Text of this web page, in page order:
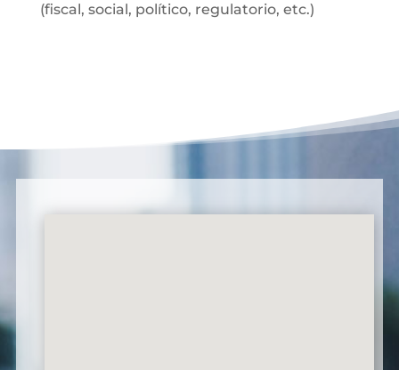
(fiscal, social, político, regulatorio, etc.)